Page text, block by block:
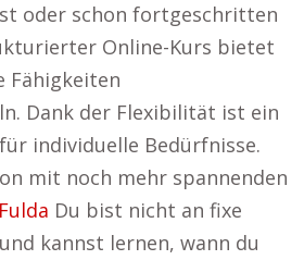
oder schon fortgeschritten
Online-Kurs bietet
Fähigkeiten
Dank der Flexibilität ist ein
individuelle Bedürfnisse.
mit noch mehr spannenden
Du bist nicht an fixe
kannst lernen, wann du